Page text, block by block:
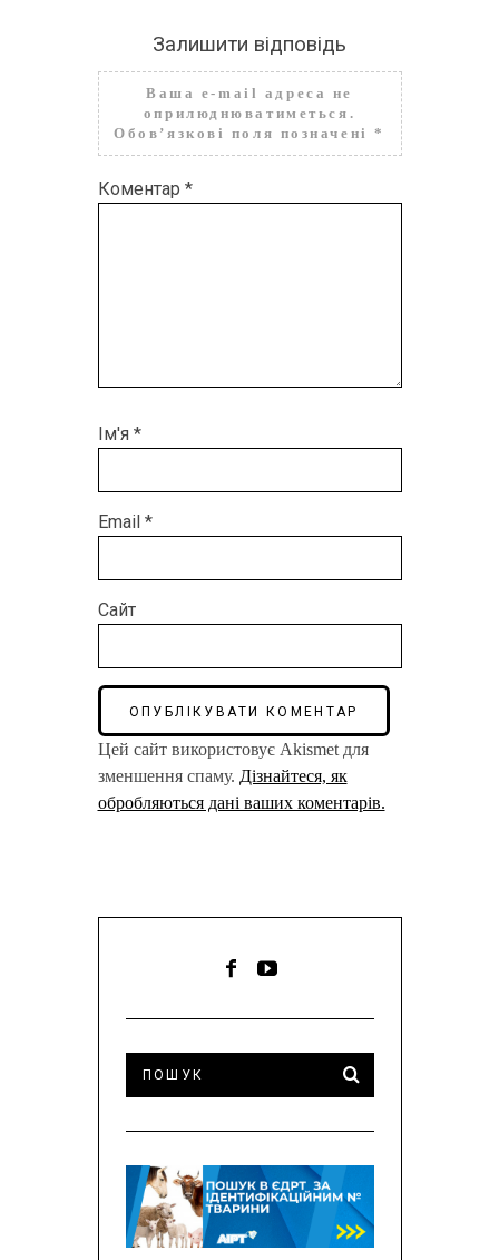
Залишити відповідь
Ваша e-mail адреса не
оприлюднюватиметься.
Обов’язкові поля позначені*
Коментар *
Ім'я *
Email *
Сайт
Цей сайт використовує Akismet для
зменшення спаму. Дізнайтеся, як
обробляються дані ваших коментарів.